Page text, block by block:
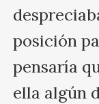
posición
pensaría
ella algún